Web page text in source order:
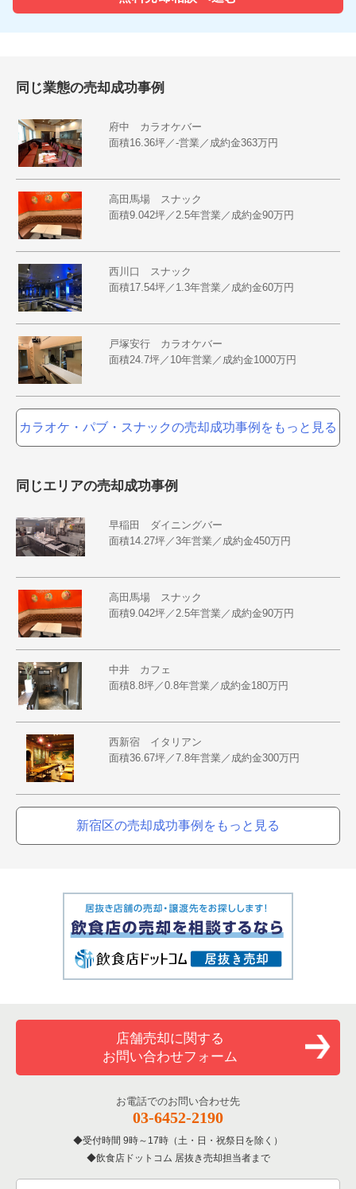
同じ業態の売却成功事例
府中 カラオケバー
面積16.36坪／-営業／成約金363万円
高田馬場 スナック
面積9.042坪／2.5年営業／成約金90万円
西川口 スナック
面積17.54坪／1.3年営業／成約金60万円
戸塚安行 カラオケバー
面積24.7坪／10年営業／成約金1000万円
カラオケ・パブ・スナックの売却成功事例をもっと見る
同じエリアの売却成功事例
早稲田 ダイニングバー
面積14.27坪／3年営業／成約金450万円
高田馬場 スナック
面積9.042坪／2.5年営業／成約金90万円
中井 カフェ
面積8.8坪／0.8年営業／成約金180万円
西新宿 イタリアン
面積36.67坪／7.8年営業／成約金300万円
新宿区の売却成功事例をもっと見る
店舗売却に関する
お問い合わせフォーム
お電話でのお問い合わせ先
03-6452-2190
受付時間 9時～17時（土・日・祝祭日を除く）
飲食店ドットコム 居抜き売却担当者まで